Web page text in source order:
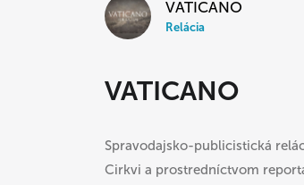
VATICANO
Relácia
VATICANO
Spravodajsko-publicistická
Cirkvi a prostredníctvom